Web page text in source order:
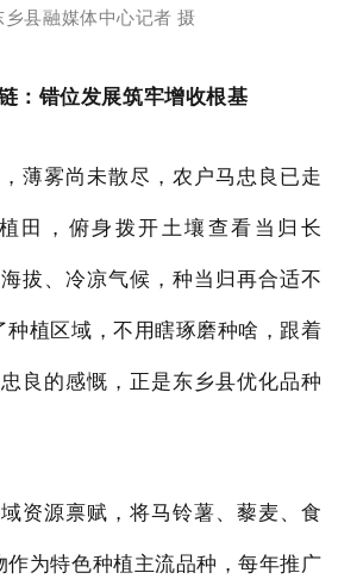
县融媒体中心记者 摄
：错位发展筑牢增收根基
薄雾尚未散尽，农户马忠良已走
田，俯身拨开土壤查看当归长
拔、冷凉气候，种当归再合适不
植区域，不用瞎琢磨种啥，跟着
良的感慨，正是东乡县优化品种
资源禀赋，将马铃薯、藜麦、食
为特色种植主流品种，每年推广